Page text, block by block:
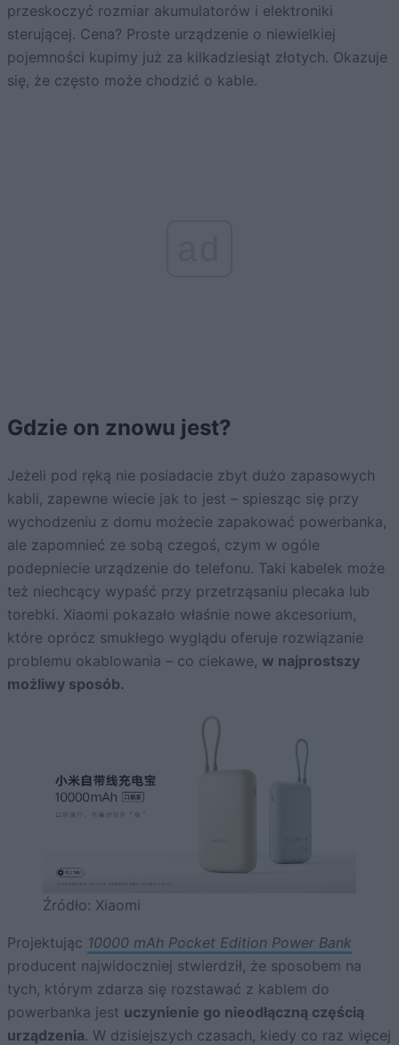
przeskoczyć rozmiar akumulatorów i elektroniki
sterującej. Cena? Proste urządzenie o niewielkiej
pojemności kupimy już za kilkadziesiąt złotych. Okazuje
się, że często może chodzić o kable.
Gdzie on znowu jest?
Jeżeli pod ręką nie posiadacie zbyt dużo zapasowych
kabli, zapewne wiecie jak to jest – spiesząc się przy
wychodzeniu z domu możecie zapakować powerbanka,
ale zapomnieć ze sobą czegoś, czym w ogóle
podepniecie urządzenie do telefonu. Taki kabelek może
też niechcący wypaść przy przetrząsaniu plecaka lub
torebki. Xiaomi pokazało właśnie nowe akcesorium,
które oprócz smukłego wyglądu oferuje rozwiązanie
problemu okablowania – co ciekawe, w najprostszy
możliwy sposób.
Źródło: Xiaomi
Projektując 10000 mAh Pocket Edition Power Bank
producent najwidoczniej stwierdził, że sposobem na
tych, którym zdarza się rozstawać z kablem do
powerbanka jest uczynienie go nieodłączną częścią
urządzenia. W dzisiejszych czasach, kiedy co raz więcej